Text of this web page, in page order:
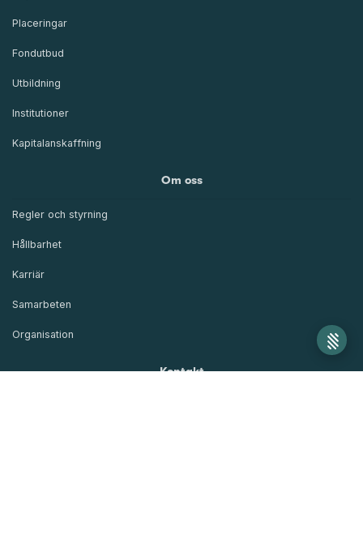
Placeringar
Fondutbud
Utbildning
Institutioner
Kapitalanskaffning
Om oss
Regler och styrning
Hållbarhet
Karriär
Samarbeten
Organisation
Kontakt